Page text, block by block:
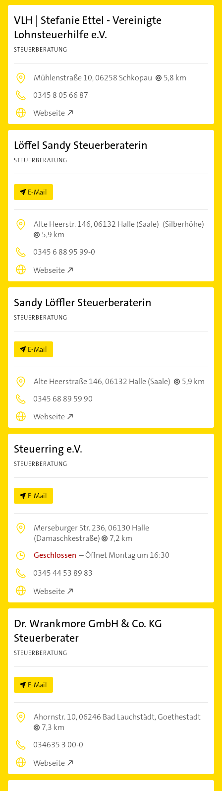
VLH | Stefanie Ettel - Vereinigte
Lohnsteuerhilfe e.V.
STEUERBERATUNG
Mühlenstraße 10,06258 Schkopau
5,8 km
0345 8 05 66 87
Webseite
Löffel Sandy Steuerberaterin
STEUERBERATUNG
E-Mail
Alte Heerstr. 146,06132 Halle (Saale) (Silberhöhe)
5,9 km
0345 6 88 95 99-0
Webseite
Sandy Löffler Steuerberaterin
STEUERBERATUNG
E-Mail
Alte Heerstraße 146,06132 Halle (Saale)
5,9 km
0345 68 89 59 90
Webseite
Steuerring e.V.
STEUERBERATUNG
E-Mail
Merseburger Str. 236,06130 Halle
(Damaschkestraße)
7,2 km
Geschlossen –Öffnet Montag um 16:30
0345 44 53 89 83
Webseite
Dr. Wrankmore GmbH & Co. KG
Steuerberater
STEUERBERATUNG
E-Mail
Ahornstr. 10,06246 Bad Lauchstädt, Goethestadt
7,3 km
034635 3 00-0
Webseite